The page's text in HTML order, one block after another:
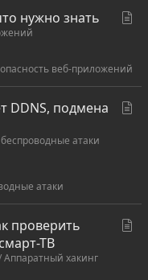
ь
нужно знать
веб-приложений
DDNS, подмена
атаки
атаки
проверить
ТВ
Аппаратный хакинг